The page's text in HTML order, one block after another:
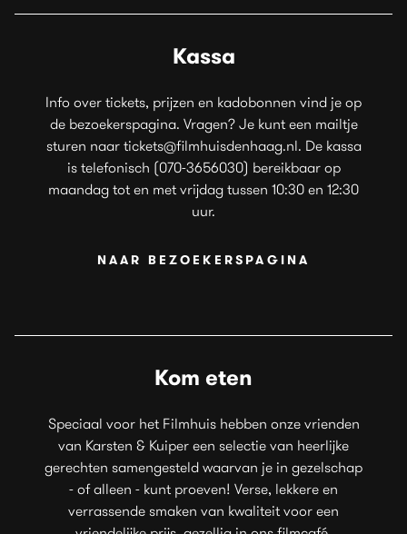
Kassa
Info over tickets, prijzen en kadobonnen vind je op
de bezoekerspagina. Vragen? Je kunt een mailtje
sturen naar tickets@filmhuisdenhaag.nl. De kassa
is telefonisch (070-3656030) bereikbaar op
maandag tot en met vrijdag tussen 10:30 en 12:30
uur.
NAAR BEZOEKERSPAGINA
Kom eten
Speciaal voor het Filmhuis hebben onze vrienden
van Karsten & Kuiper een selectie van heerlijke
gerechten samengesteld waarvan je in gezelschap
- of alleen - kunt proeven! Verse, lekkere en
verrassende smaken van kwaliteit voor een